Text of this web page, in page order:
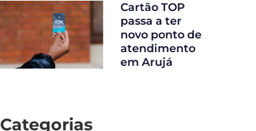
Cartão TOP
passa a ter
novo ponto de
atendimento
em Arujá
Categorias